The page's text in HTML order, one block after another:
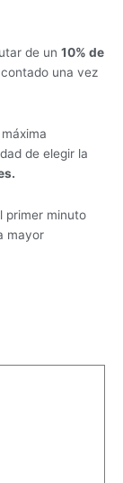
de un 10% de
una vez
de elegir la
primer minuto
mayor